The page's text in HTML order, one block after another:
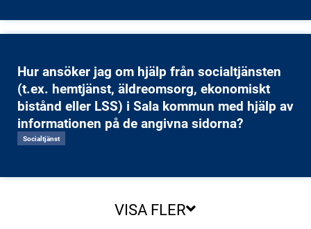
Hur ansöker jag om hjälp från socialtjänsten
(t.ex. hemtjänst, äldreomsorg, ekonomiskt
bistånd eller LSS) i Sala kommun med hjälp av
informationen på de angivna sidorna?
Socialtjänst
VISA FLER